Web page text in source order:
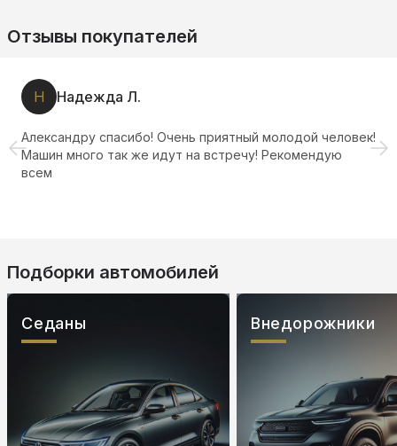
Отзывы покупателей
Л.
спасибо! Очень приятный молодой человек!
так же идут на встречу! Рекомендую
По
фокус
Подборки автомобилей
Седаны Внедорожники